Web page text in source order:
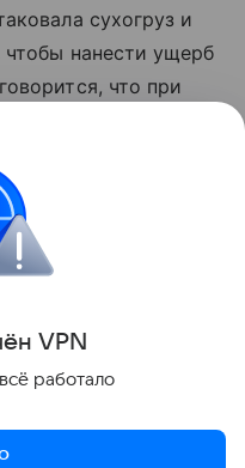
сухогруз и
нанести ущерб
что при
до Трабзона.
Новости
Поделиться
ён VPN
работало